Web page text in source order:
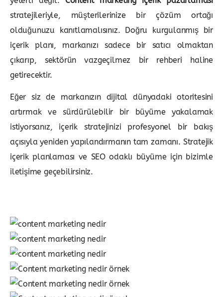
stratejileriyle, müşterilerinize bir çözüm ortağı
olduğunuzu kanıtlamalısınız. Doğru kurgulanmış bir
içerik planı, markanızı sadece bir satıcı olmaktan
çıkarıp, sektörün vazgeçilmez bir rehberi haline
getirecektir.
Eğer siz de markanızın dijital dünyadaki otoritesini
artırmak ve sürdürülebilir bir büyüme yakalamak
istiyorsanız, içerik stratejinizi profesyonel bir bakış
açısıyla yeniden yapılandırmanın tam zamanı. Stratejik
içerik planlaması ve SEO odaklı büyüme için bizimle
iletişime geçebilirsiniz.